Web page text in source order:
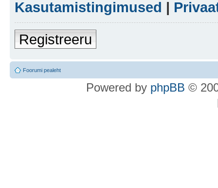
Kasutamistingimused |
Registreeru
Foorumi pealeht
Powered by phpBB ©